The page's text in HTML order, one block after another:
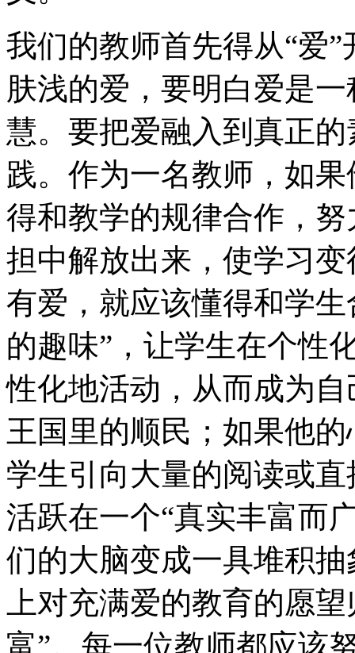
我们的教师首先得从“爱
肤浅的爱，要明白爱是
慧。要把爱融入到真正
践。作为一名教师，如
得和教学的规律合作，
担中解放出来，使学习
有爱，就应该懂得和学
的趣味”，让学生在个性
性化地活动，从而成为
王国里的顺民；如果他
学生引向大量的阅读或
活跃在一个“真实丰富而
们的大脑变成一具堆积
上对充满爱的教育的
富”。每一位教师都应该